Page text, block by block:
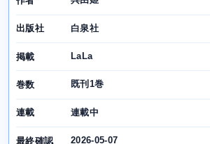
出版社 白泉社
掲載 LaLa
巻数 既刊1巻
連載 連載中
最終確認 2026-05-07